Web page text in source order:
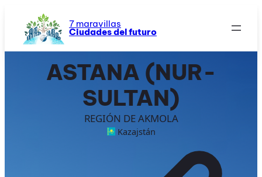
contenido
7 maravillas
Ciudades del futuro
ASTANA (NUR-
SULTAN)
REGIÓN DE AKMOLA
Kazajstán